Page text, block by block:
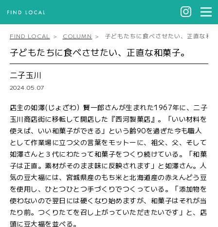
FIND LOCAL COLUMN 子どもたちに食べさせたい、正直な和
子どもたちに食べさせたい、正直な和菓子。
二子玉川
2024.05.07
店主の如澤(じょざわ）賢一郎さんが生まれた1967年に、二子
玉川商店街に移転して開店した『西河製菓店』。「いい材料を
使えば、いい和菓子ができる」という齢90を過ぎた今も職人
として作業場に立つ父の言葉をモットーに、祖父、父、そして
如澤さんと３代にわたって和菓子をつくり続けている。「和菓
子は正直。素材がそのまま味に反映されます」と如澤さん。人
気の豆大福には、宮城県産のもち米と北海道産の赤えんどう豆
を使用し、ひとつひとつ手づくりでつくっている。「添加物を
使わないので翌日には硬くなり始めますが、和菓子はそれが当
たり前。つくりたてを召し上がっていただきたいです」と、店
頭に豆大福を並べる。